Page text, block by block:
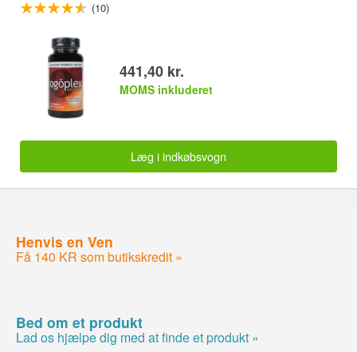
(10)
441,40 kr.
MOMS inkluderet
Læg i indkøbsvogn
Henvis en Ven
Få 140 KR som butikskredit »
Bed om et produkt
Lad os hjælpe dig med at finde et produkt »